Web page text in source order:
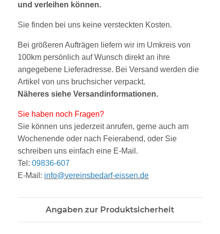
und verleihen können.
Sie finden bei uns keine versteckten Kosten.
Bei größeren Aufträgen liefern wir im Umkreis von
100km persönlich auf Wunsch direkt an ihre
angegebene Lieferadresse. Bei Versand werden die
Artikel von uns bruchsicher verpackt.
Näheres siehe Versandinformationen.
Sie haben noch Fragen?
Sie können uns jederzeit anrufen, gerne auch am
Wochenende oder nach Feierabend, oder Sie
schreiben uns einfach eine E-Mail.
Tel: 09836-607
E-Mail: info@vereinsbedarf-eissen.de
Angaben zur Produktsicherheit